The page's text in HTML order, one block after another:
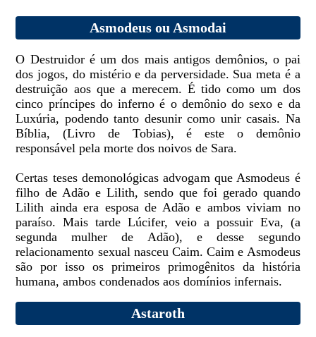
Asmodeus ou Asmodai
O Destruidor é um dos mais antigos demônios, o pai
dos jogos, do mistério e da perversidade. Sua meta é a
destruição aos que a merecem. É tido como um dos
cinco príncipes do inferno é o demônio do sexo e da
Luxúria, podendo tanto desunir como unir casais. Na
Bíblia, (Livro de Tobias), é este o demônio
responsável pela morte dos noivos de Sara.
Certas teses demonológicas advogam que Asmodeus é
filho de Adão e Lilith, sendo que foi gerado quando
Lilith ainda era esposa de Adão e ambos viviam no
paraíso. Mais tarde Lúcifer, veio a possuir Eva, (a
segunda mulher de Adão), e desse segundo
relacionamento sexual nasceu Caim. Caim e Asmodeus
são por isso os primeiros primogênitos da história
humana, ambos condenados aos domínios infernais.
Astaroth